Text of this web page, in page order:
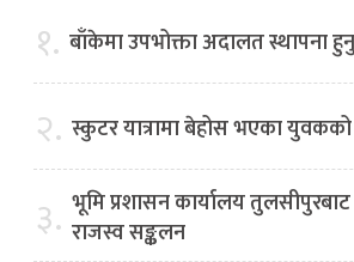
१. बाँकेमा उपभोक्ता अदालत स्थापना
२. स्कुटर यात्रामा बेहोस भएका
३. भूमि प्रशासन कार्यालय
राजस्व सङ्कलन